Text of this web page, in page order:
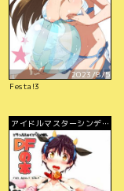
2023/8/5
Festa!3
アイドルマスターシンデレ
ラガールズ